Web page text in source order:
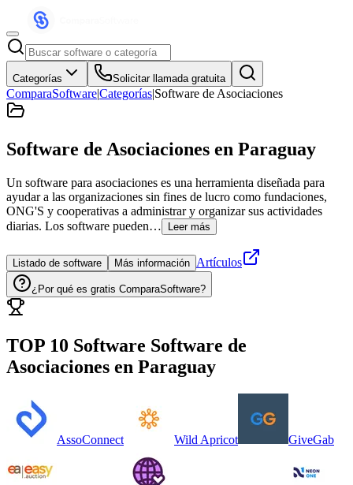
Categorías Solicitar llamada gratuita
ComparaSoftware|Categorías|Software de Asociaciones
Software de Asociaciones en Paraguay
Un software para asociaciones es una herramienta diseñada para
ayudar a las organizaciones sin fines de lucro como fundaciones,
ONG'S y cooperativas a administrar y organizar sus actividades
diarias. Los software pueden…
Leer más
Listado de software Más información Artículos
¿Por qué es gratis ComparaSoftware?
TOP 10 Software Software de
Asociaciones en Paraguay
AssoConnect Wild Apricot GiveGab